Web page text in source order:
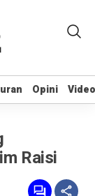
Opini Video
Opini Video
Raisi